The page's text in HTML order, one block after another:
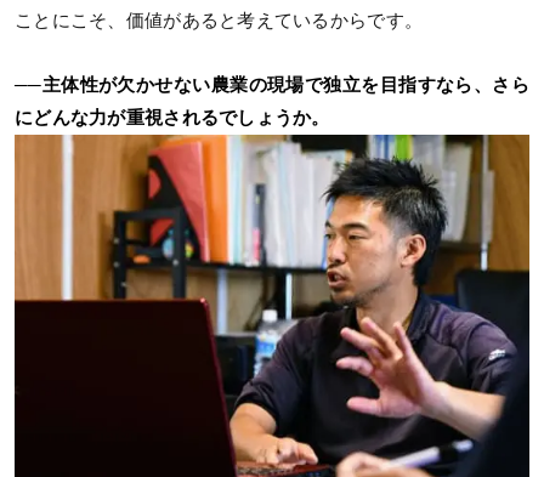
ことにこそ、価値があると考えているからです。
──主体性が欠かせない農業の現場で独立を目指すなら、さら
にどんな力が重視されるでしょうか。